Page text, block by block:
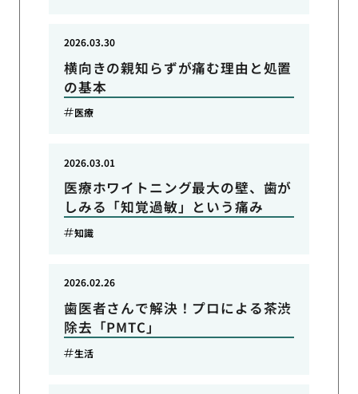
横向きの親知らずが痛む理由と処置
の基本
2026.03.30
医療
医療ホワイトニング最大の壁、歯が
しみる「知覚過敏」という痛み
2026.03.01
知識
歯医者さんで解決！プロによる茶渋
除去「PMTC」
2026.02.26
生活